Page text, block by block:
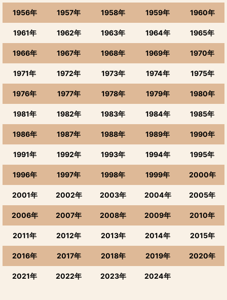
1956年 1957年 1958年 1959年 1960年
1961年 1962年 1963年 1964年 1965年
1966年 1967年 1968年 1969年 1970年
1971年 1972年 1973年 1974年 1975年
1976年 1977年 1978年 1979年 1980年
1981年 1982年 1983年 1984年 1985年
1986年 1987年 1988年 1989年 1990年
1991年 1992年 1993年 1994年 1995年
1996年 1997年 1998年 1999年 2000年
2001年 2002年 2003年 2004年 2005年
2006年 2007年 2008年 2009年 2010年
2011年 2012年 2013年 2014年 2015年
2016年 2017年 2018年 2019年 2020年
2021年 2022年 2023年 2024年